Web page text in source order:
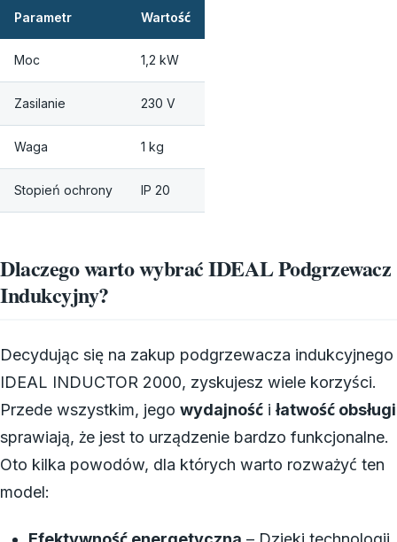
Parametr Wartość
Moc 1,2 kW
Zasilanie 230 V
Waga 1 kg
Stopień ochrony IP 20
Dlaczego warto wybrać IDEAL Podgrzewacz
Indukcyjny?
Decydując się na zakup podgrzewacza indukcyjnego
IDEAL INDUCTOR 2000, zyskujesz wiele korzyści.
Przede wszystkim, jego wydajność i łatwość obsługi
sprawiają, że jest to urządzenie bardzo funkcjonalne.
Oto kilka powodów, dla których warto rozważyć ten
model: